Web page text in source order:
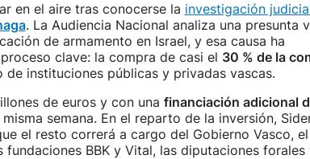
en el aire tras conocerse la investigación
. La Audiencia Nacional analiza una presunta
de armamento en Israel, y esa causa ha
clave: la compra de casi el 30 % de la
instituciones públicas y privadas vascas.
de euros y con una financiación adicional
semana. En el reparto de la inversión,
el resto correrá a cargo del Gobierno Vasco, el
fundaciones BBK y Vital, las diputaciones forales